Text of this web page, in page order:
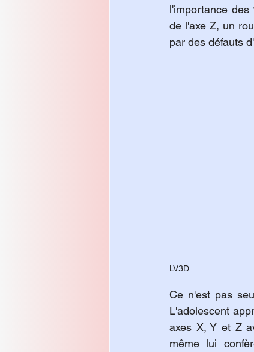
l'importance des
de l'axe Z, un
par des défauts
LV3D
Ce n'est pas
L'adolescent
axes X, Y et Z
même lui